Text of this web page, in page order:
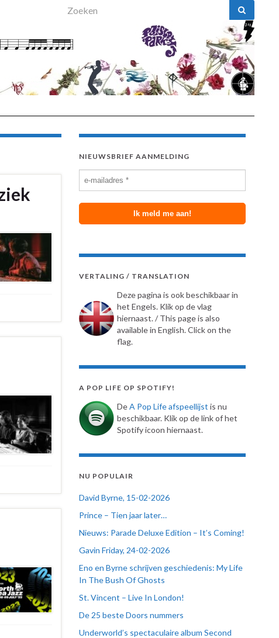
Search for:
NIEUWSBRIEF AANMELDING
VERTALING / TRANSLATION
Deze pagina is ook beschikbaar in
het Engels. Klik op de vlag
hiernaast. / This page is also
available in English. Click on the
flag.
A POP LIFE OP SPOTIFY!
DeA Pop Life afspeellijst is nu
beschikbaar. Klik op de link of het
Spotify icoon hiernaast.
NU POPULAIR
David Byrne, 15-02-2026
Prince – Tien jaar later…
Nieuws: Parade Deluxe Edition – It’s Coming!
Gavin Friday, 24-02-2026
Eno en Byrne schrijven geschiedenis: My Life
In The Bush Of Ghosts
St. Vincent – Live In London!
De 25 beste Doors nummers
Underworld’s spectaculaire album Second